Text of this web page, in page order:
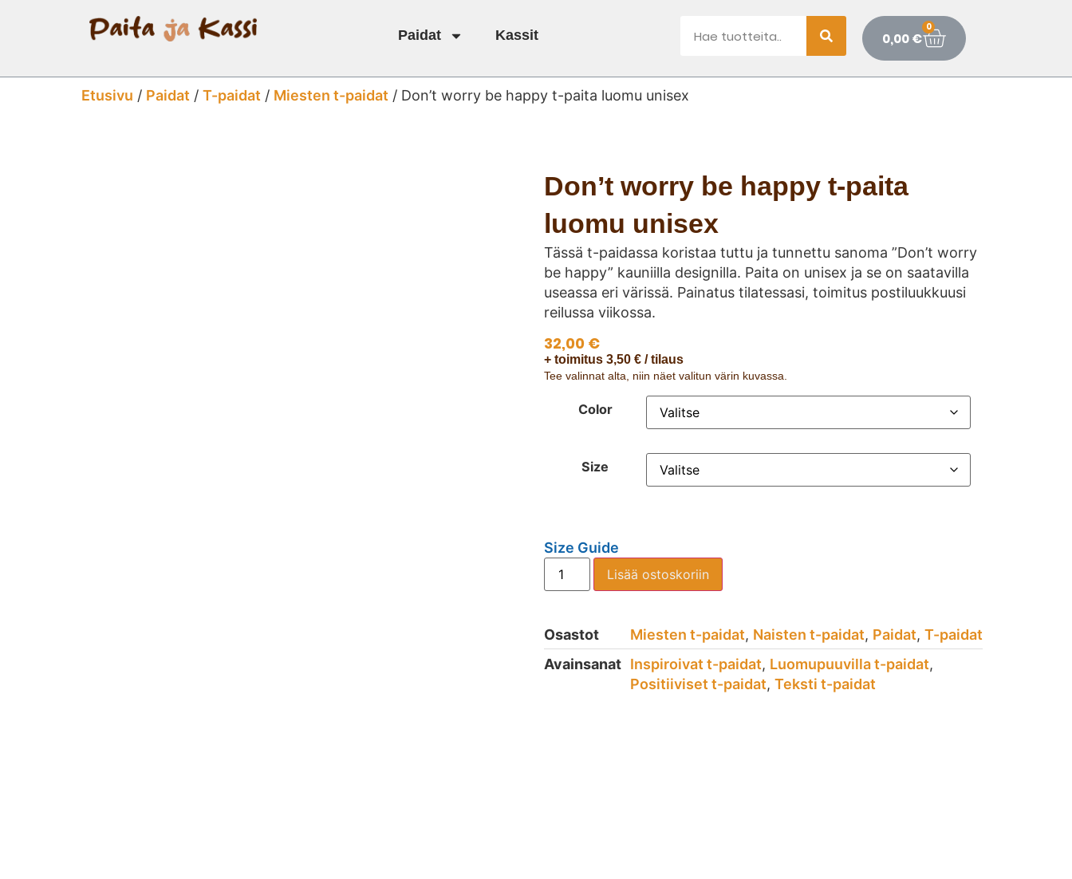
Paidat Kassit 0,00€
0
Etusivu / Paidat / T-paidat / Miesten t-paidat / Don’t worry be happy t-paita luomu unisex
Don’t worry be happy t-paita
luomu unisex
Tässä t-paidassa koristaa tuttu ja tunnettu sanoma ”Don’t worry
be happy” kauniilla designilla. Paita on unisex ja se on saatavilla
useassa eri värissä. Painatus tilatessasi, toimitus postiluukkuusi
reilussa viikossa.
32,00 €
+ toimitus 3,50 € / tilaus
Tee valinnat alta, niin näet valitun värin kuvassa.
Color
Size
Size Guide
Lisää ostoskoriin
Osastot Miesten t-paidat, Naisten t-paidat, Paidat, T-paidat
Avainsanat Inspiroivat t-paidat, Luomupuuvilla t-paidat,
Positiiviset t-paidat, Teksti t-paidat